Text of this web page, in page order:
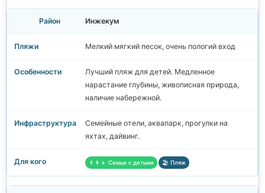
Инжекум
Мелкий мягкий песок, очень пологий вход
Лучший пляж для детей. Медленное
нарастание глубины, живописная природа,
наличие набережной.
Семейные отели, аквапарк, прогулки на
яхтах, дайвинг.
👨‍👩‍👧 Семьи с детьми 🏖️ Пляж